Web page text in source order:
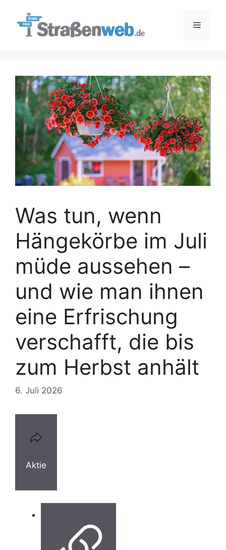
Menü
Was tun, wenn
Hängekörbe im Juli
müde aussehen –
und wie man ihnen
eine Erfrischung
verschafft, die bis
zum Herbst anhält
6. Juli 2026
Aktie